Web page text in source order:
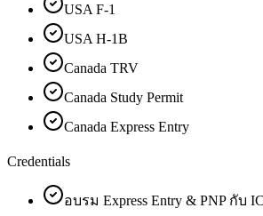
USA F-1
USA H-1B
Canada TRV
Canada Study Permit
Canada Express Entry
Credentials
อบรม Express Entry & PNP กับ